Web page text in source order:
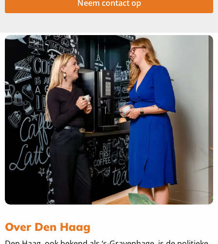
Neem contact op
Over Den Haag